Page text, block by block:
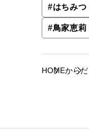
#はちみつ
#鳥家恵莉
HOMEからだ